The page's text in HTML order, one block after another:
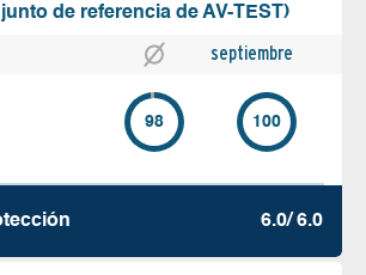
de referencia de AV-TEST)
septiembre
98 100
6.0/ 6.0